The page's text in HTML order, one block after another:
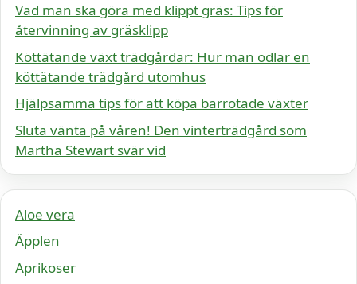
Vad man ska göra med klippt gräs: Tips för
återvinning av gräsklipp
Köttätande växt trädgårdar: Hur man odlar en
köttätande trädgård utomhus
Hjälpsamma tips för att köpa barrotade växter
Sluta vänta på våren! Den vinterträdgård som
Martha Stewart svär vid
Aloe vera
Äpplen
Aprikoser